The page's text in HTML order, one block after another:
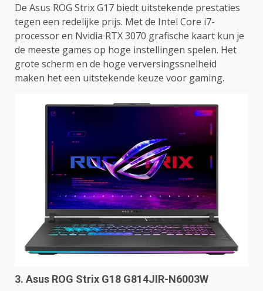
De Asus ROG Strix G17 biedt uitstekende prestaties
tegen een redelijke prijs. Met de Intel Core i7-
processor en Nvidia RTX 3070 grafische kaart kun je
de meeste games op hoge instellingen spelen. Het
grote scherm en de hoge verversingssnelheid
maken het een uitstekende keuze voor gaming.
3. Asus ROG Strix G18 G814JIR-N6003W